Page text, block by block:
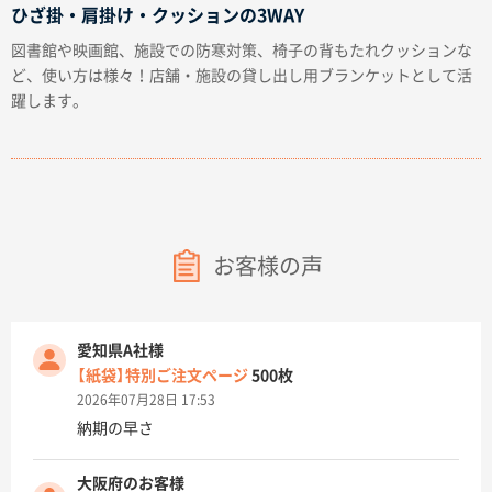
ひざ掛・肩掛け・クッションの3WAY
図書館や映画館、施設での防寒対策、椅子の背もたれクッションな
ど、使い方は様々！店舗・施設の貸し出し用ブランケットとして活
躍します。
お客様の声
愛知県A社様
【紙袋】特別ご注文ページ 500枚
2026年07月28日 17:53
納期の早さ
大阪府のお客様